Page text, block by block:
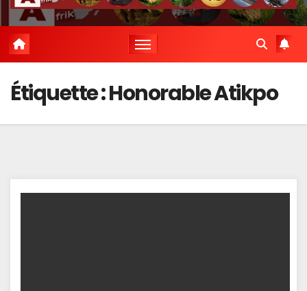
Étiquette :Honorable Atikpo